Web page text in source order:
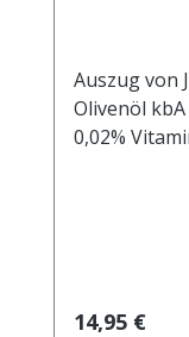
Auszug von
Olivenöl
0,02%
Regulärer
14,95 €